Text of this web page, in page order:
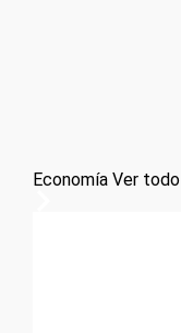
Economía Ver todo